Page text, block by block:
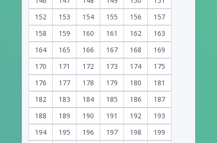
152
153 154 155 156
157
158
159 160 161 162
163
164
165 166 167 168
169
170
171 172 173 174
175
176
177 178 179 180
181
182
183 184 185 186
187
188
189 190 191 192
193
194
195 196 197 198
199